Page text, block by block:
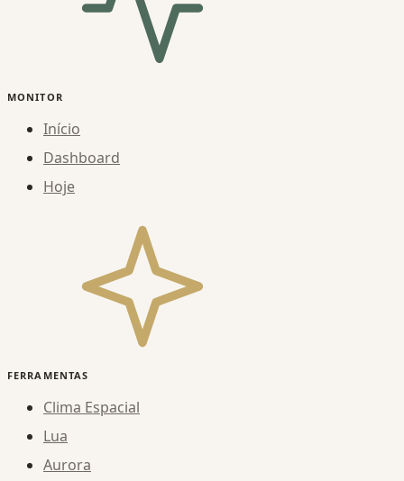
MONITOR
Início
Dashboard
Hoje
FERRAMENTAS
Clima Espacial
Lua
Aurora